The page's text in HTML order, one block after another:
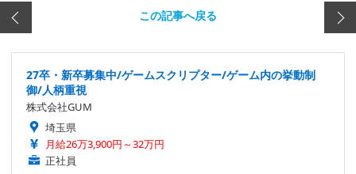
この記事へ戻る
27卒・新卒募集中/ゲームスクリプター/ゲーム内の挙動制
御/人柄重視
株式会社GUM
埼玉県
月給26万3,900円～32万円
正社員